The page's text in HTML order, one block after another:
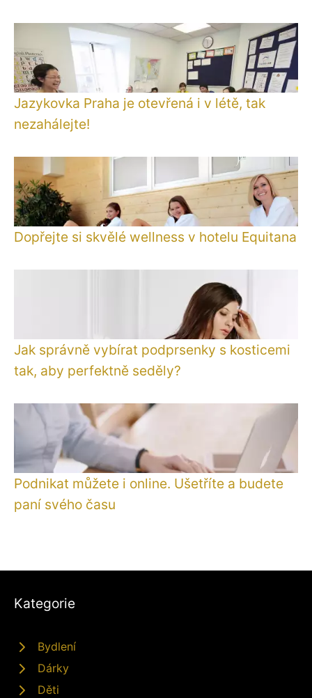
Jazykovka Praha je otevřená i v létě, tak
nezahálejte!
Dopřejte si skvělé wellness v hotelu Equitana
Jak správně vybírat podprsenky s kosticemi
tak, aby perfektně seděly?
Podnikat můžete i online. Ušetříte a budete
paní svého času
Kategorie
Bydlení
Dárky
Děti